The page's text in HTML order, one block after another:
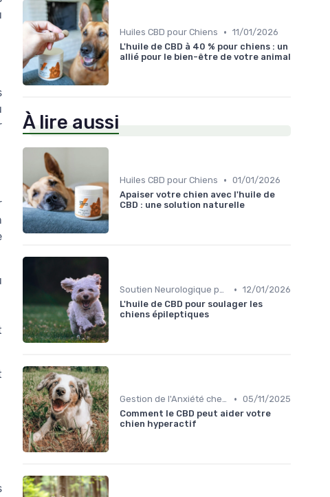
Huiles CBD pour Chiens • 11/01/2026
L'huile de CBD à 40 % pour chiens : un
allié pour le bien-être de votre animal
À lire aussi
Huiles CBD pour Chiens • 01/01/2026
Apaiser votre chien avec l'huile de
CBD : une solution naturelle
Soutien Neurologique pour Chiens • 12/01/2026
L'huile de CBD pour soulager les
chiens épileptiques
Gestion de l'Anxiété chez le Chien • 05/11/2025
Comment le CBD peut aider votre
chien hyperactif